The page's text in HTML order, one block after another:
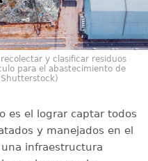
y clasificar residuos
para el abastecimiento de
es el lograr captar todos
y manejados en el
infraestructura